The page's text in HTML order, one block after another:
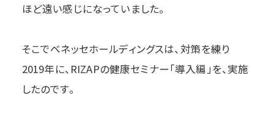
ほど遠い感じになっていました。
そこでベネッセホールディングスは、対策を練り
2019年に、RIZAPの健康セミナー「導入編」を、実施
したのです。